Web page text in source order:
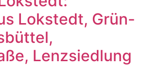
Lokstedt, Grün-
Lenzsiedlung